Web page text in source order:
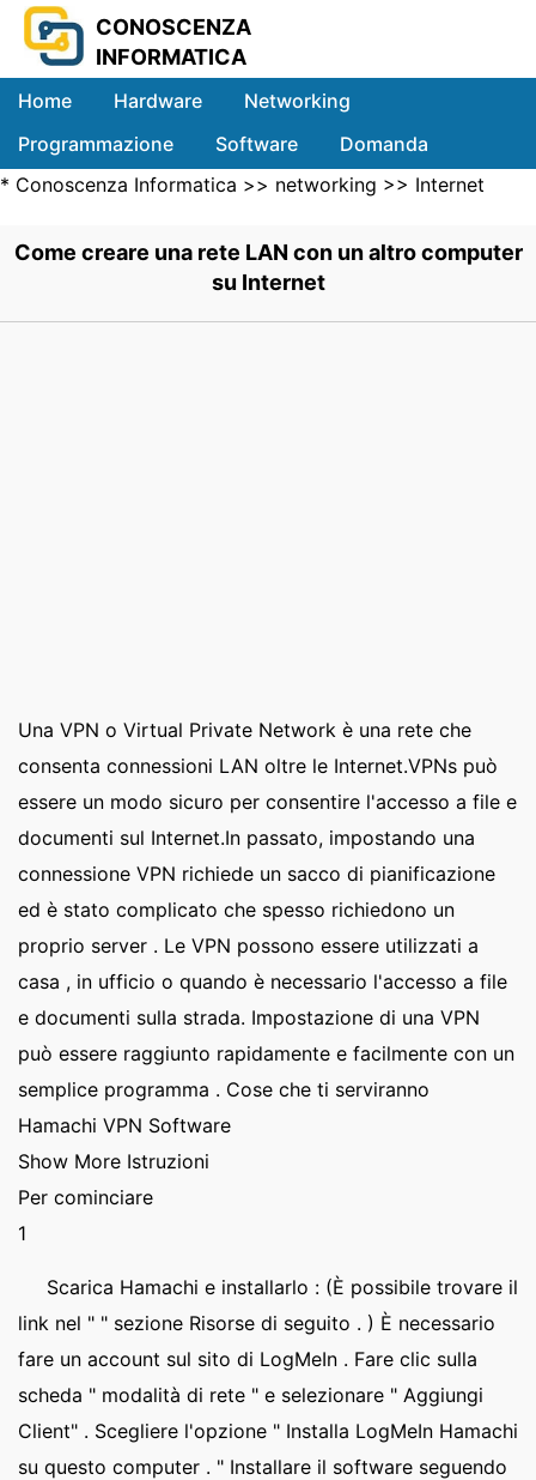
CONOSCENZA
INFORMATICA
Home Hardware
Networking
Programmazione
Software
Domanda
Sistemi
* Conoscenza Informatica >> networking >> Internet
Come creare una rete LAN con un altro computer
su Internet
Una VPN o Virtual Private Network è una rete che
consenta connessioni LAN oltre le Internet.VPNs può
essere un modo sicuro per consentire l'accesso a file e
documenti sul Internet.In passato, impostando una
connessione VPN richiede un sacco di pianificazione
ed è stato complicato che spesso richiedono un
proprio server . Le VPN possono essere utilizzati a
casa , in ufficio o quando è necessario l'accesso a file
e documenti sulla strada. Impostazione di una VPN
può essere raggiunto rapidamente e facilmente con un
semplice programma . Cose che ti serviranno
Hamachi VPN Software
Show More Istruzioni
Per cominciare
1
Scarica Hamachi e installarlo : (È possibile trovare il
link nel " " sezione Risorse di seguito . ) È necessario
fare un account sul sito di LogMeIn . Fare clic sulla
scheda " modalità di rete " e selezionare " Aggiungi
Client" . Scegliere l'opzione " Installa LogMeIn Hamachi
su questo computer . " Installare il software seguendo